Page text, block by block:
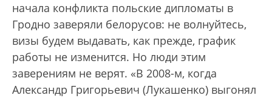
начала конфликта польские дипломаты в
Гродно заверяли белорусов: не волнуйтесь,
визы будем выдавать, как прежде, график
работы не изменится. Но люди этим
заверениям не верят. «В 2008-м, когда
Александр Григорьевич (Лукашенко) выгонял